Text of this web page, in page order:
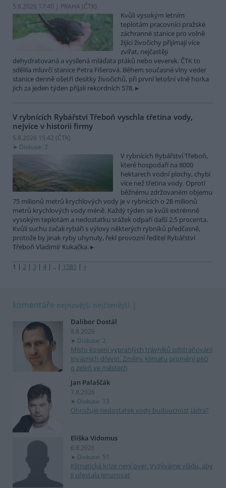
5.8.2026 17:40 | PRAHA (ČTK)
Kvůli vysokým letním
teplotám pracovníci pražské
záchranné stanice pro volně
žijící živočichy přijímají více
zvířat, nejčastěji
dehydratovaná a vysílená mláďata ptáků nebo veverek. ČTK to
sdělila mluvčí stanice Petra Fišerová. Během současné vlny veder
stanice denně ošetří desítky živočichů, při první letošní vlně horka
jich za jeden týden přijali rekordních 578.
V rybnících Rybářství Třeboň vyschla třetina vody,
nejvíce v historii firmy
5.8.2026 15:42 (ČTK)
Diskuse: 2
V rybnících Rybářství Třeboň,
které hospodaří na 8000
hektarech vodní plochy, chybí
více než třetina vody. Oproti
běžnému zdržovaném objemu
75 milionů metrů krychlových vody je v rybnících o 28 milionů
metrů krychlových vody méně. Každý týden se kvůli extrémně
vysokým teplotám a nedostatku srážek odpaří další 2,5 procenta.
Kvůli suchu začali rybáři s výlovy některých rybníků předčasně,
protože by jinak ryby uhynuly, řekl provozní ředitel Rybářství
Třeboň Vladimír Kukačka.
1 | 2 | 3 | 4 | .. | 1581 | »
komentáře nejnovější nejčtenější
Dalibor Dostál
8.8.2026
Diskuse: 2
Místo kosení vyprahlých trávníků odstraňování
invazních dřevin. Změny klimatu promění péči
o zeleň ve městech
Jan Palaščák
7.8.2026
Diskuse: 13
Ohrožuje nedostatek vody budoucnost jádra?
Eliška Vidomus
6.8.2026
Diskuse: 51
Klimatická krize není over. Vyzýváme vládu, aby
ji přestala ignorovat